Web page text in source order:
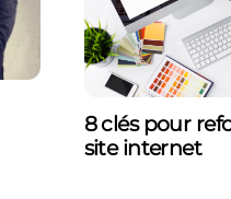
8 clés pour
site internet